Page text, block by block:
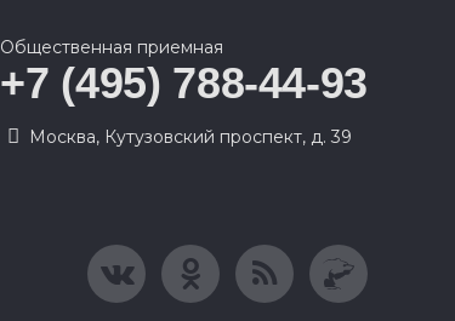
Общественная приемная
+7 (495) 788-44-93
Москва, Кутузовский проспект, д. 39